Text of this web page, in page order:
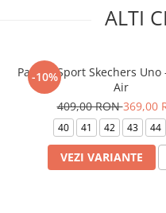
ALTI
-10%
Pantofi Sport Skechers Uno
Air
409,00 RON369,00
40 41 42 43 44
VEZI VARIANTE